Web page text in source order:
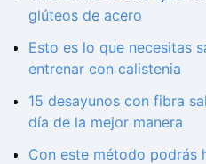
glúteos de acero
Esto es lo que necesitas
entrenar con calistenia
15 desayunos con fibra
día de la mejor manera
Con este método podrás